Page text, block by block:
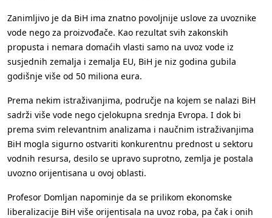
Zanimljivo je da BiH ima znatno povoljnije uslove za uvoznike
vode nego za proizvođače. Kao rezultat svih zakonskih
propusta i nemara domaćih vlasti samo na uvoz vode iz
susjednih zemalja i zemalja EU, BiH je niz godina gubila
godišnje više od 50 miliona eura.
Prema nekim istraživanjima, područje na kojem se nalazi BiH
sadrži više vode nego cjelokupna srednja Evropa. I dok bi
prema svim relevantnim analizama i naučnim istraživanjima
BiH mogla sigurno ostvariti konkurentnu prednost u sektoru
vodnih resursa, desilo se upravo suprotno, zemlja je postala
uvozno orijentisana u ovoj oblasti.
Profesor Domljan napominje da se prilikom ekonomske
liberalizacije BiH više orijentisala na uvoz roba, pa čak i onih